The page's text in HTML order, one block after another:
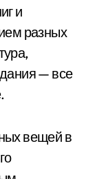
и
разных
— все
вещей в